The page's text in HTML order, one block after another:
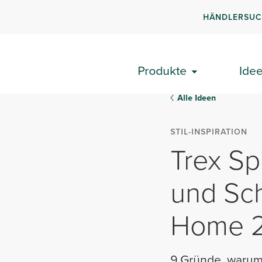
Produkte
Alle Ideen
STIL-INSPIRATION
Trex
und
Home